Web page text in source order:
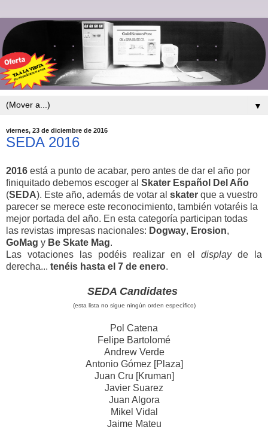
▼
viernes, 23 de diciembre de 2016
SEDA 2016
2016 está a punto de acabar, pero antes de dar el año por
finiquitado debemos escoger al Skater Español Del Año
(SEDA). Este año, además de votar al skater que a vuestro
parecer se merece este reconocimiento, también votaréis la
mejor portada del año. En esta categoría participan todas
las revistas impresas nacionales: Dogway, Erosion,
GoMag y Be Skate Mag.
Las votaciones las podéis realizar en el displayde la
derecha... tenéis hasta el 7 de enero.
SEDA Candidates
(esta lista no sigue ningún orden específico)
Pol Catena
Felipe Bartolomé
Andrew Verde
Antonio Gómez [Plaza]
Juan Cru [Kruman]
Javier Suarez
Juan Algora
Mikel Vidal
Jaime Mateu